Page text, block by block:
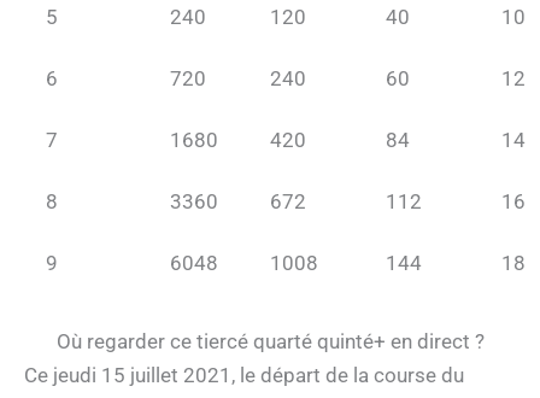
5 240 120 40 10
6 720 240 60 12
7 1680 420 84 14
8 3360 672 112 16
9 6048 1008 144 18
Où regarder ce tiercé quarté quinté+ en direct ?
Ce jeudi 15 juillet 2021, le départ de la course du